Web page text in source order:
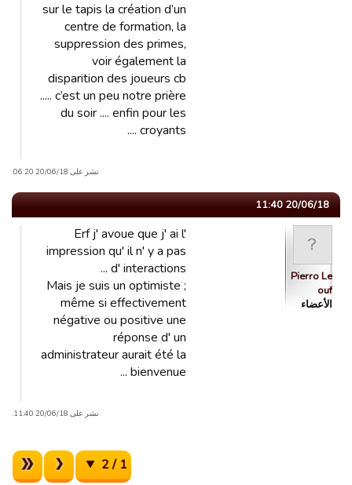
sur le tapis la création d’un
centre de formation, la
suppression des primes,
voir également la
disparition des joueurs cb
..... c’est un peu notre prière
du soir .... enfin pour les
croyants ....
نشر على 20/06/18 06:20.
20/06/18 11:40
Pierro Le
ouf
الأعضاء
Erf j' avoue que j' ai l'
impression qu' il n' y a pas
d' interactions ...
Mais je suis un optimiste ;
même si effectivement
négative ou positive une
réponse d' un
administrateur aurait été la
bienvenue ...
نشر على 20/06/18 11:40.
1 / 2